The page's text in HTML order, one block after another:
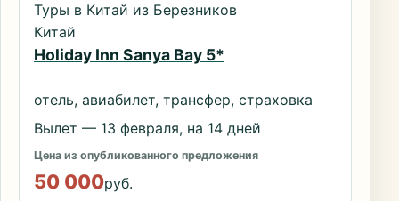
Туры в Китай из Березников
Китай
Holiday Inn Sanya Bay 5*
отель, авиабилет, трансфер, страховка
Вылет — 13 февраля, на 14 дней
Цена из опубликованного предложения
50 000руб.